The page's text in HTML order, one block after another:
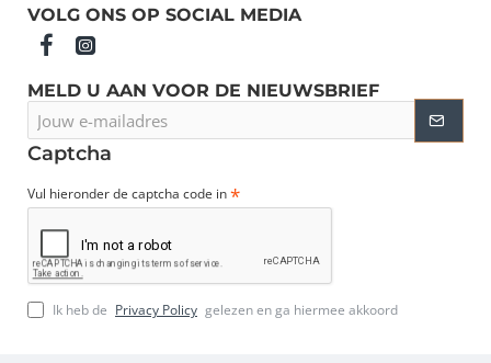
VOLG ONS OP SOCIAL MEDIA
MELD U AAN VOOR DE NIEUWSBRIEF
e-
mailadres
Captcha
Vul hieronder de captcha code in
Ik heb de Privacy Policy gelezen en ga hiermee akkoord